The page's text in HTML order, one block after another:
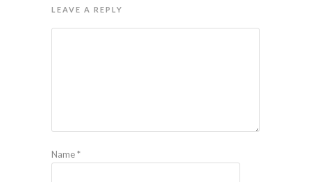
LEAVE A REPLY
Name*